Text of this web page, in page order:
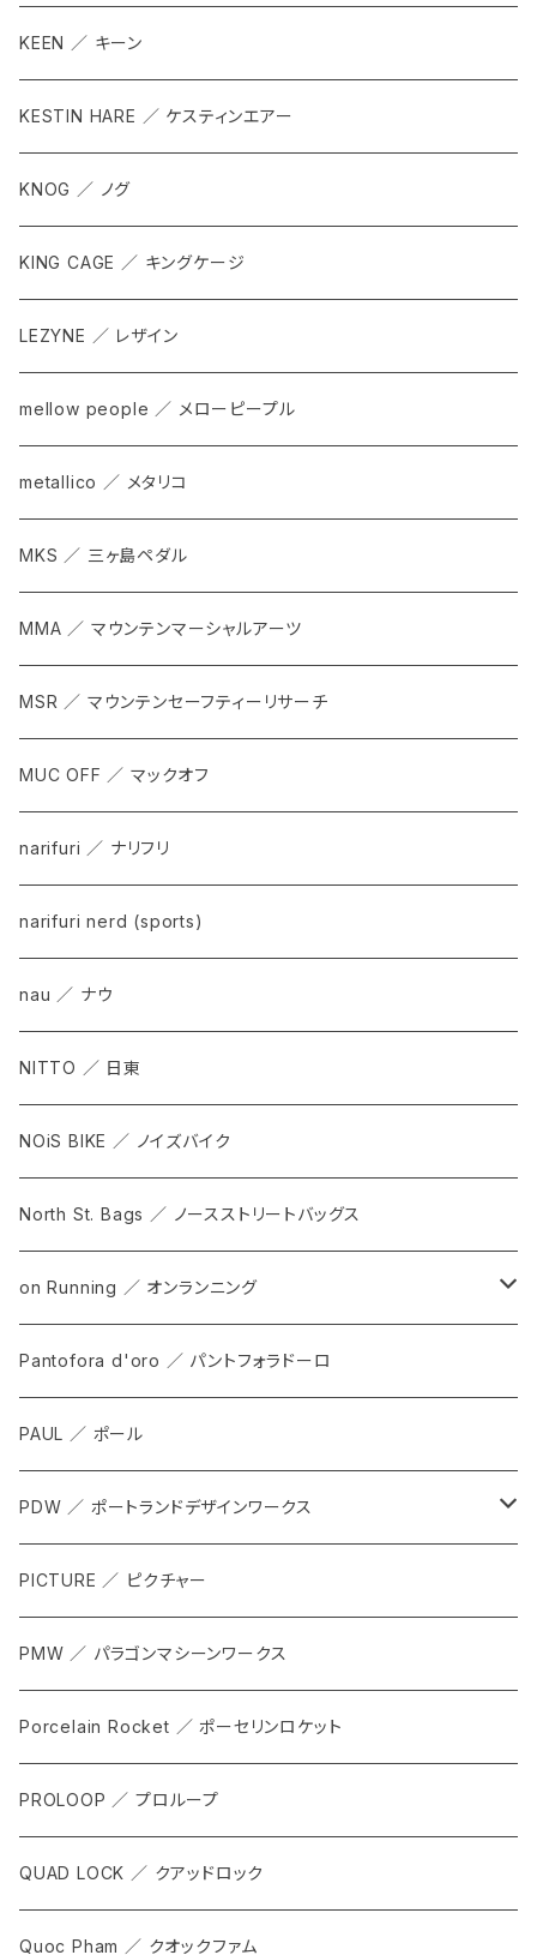
KEEN ／ キーン
KESTIN HARE ／ ケスティンエアー
KNOG ／ ノグ
KING CAGE ／ キングケージ
LEZYNE ／ レザイン
mellow people ／ メローピープル
metallico ／ メタリコ
MKS ／ 三ヶ島ペダル
MMA ／ マウンテンマーシャルアーツ
MSR ／ マウンテンセーフティーリサーチ
MUC OFF ／ マックオフ
narifuri ／ ナリフリ
narifuri nerd (sports)
nau ／ ナウ
NITTO ／ 日東
NOiS BIKE ／ ノイズバイク
North St. Bags ／ ノースストリートバッグス
on Running ／ オンランニング
ALL
SHOES
APPAREL
ACCESSORIES
Pantofora d'oro ／ パントフォラドーロ
PAUL ／ ポール
PDW ／ ポートランドデザインワークス
ALL
CARRIER & RACKS
COCKPIT
TOOL
PICTURE ／ ピクチャー
PMW ／ パラゴンマシーンワークス
Porcelain Rocket ／ ポーセリンロケット
PROLOOP ／ プロループ
QUAD LOCK ／ クアッドロック
Quoc Pham ／ クオックファム